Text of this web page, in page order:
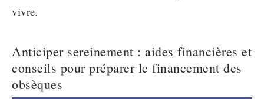
vivre.
Anticiper sereinement : aides financières et
conseils pour préparer le financement des
obsèques